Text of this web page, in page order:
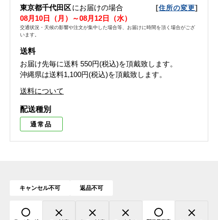
東京都千代田区にお届けの場合 [住所の変更]
08月10日（月）～08月12日（水）
交通状況・天候の影響や注文が集中した場合等、お届けに時間を頂く場合がござ
います。
送料
お届け先毎に送料 550円(税込)を頂戴致します。
沖縄県は送料1,100円(税込)を頂戴致します。
送料について
配送種別
通常品
キャンセル不可 返品不可